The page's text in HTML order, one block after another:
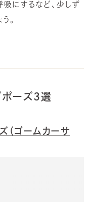
にするなど、少しず
。
ポーズ3選
（ゴームカーサ